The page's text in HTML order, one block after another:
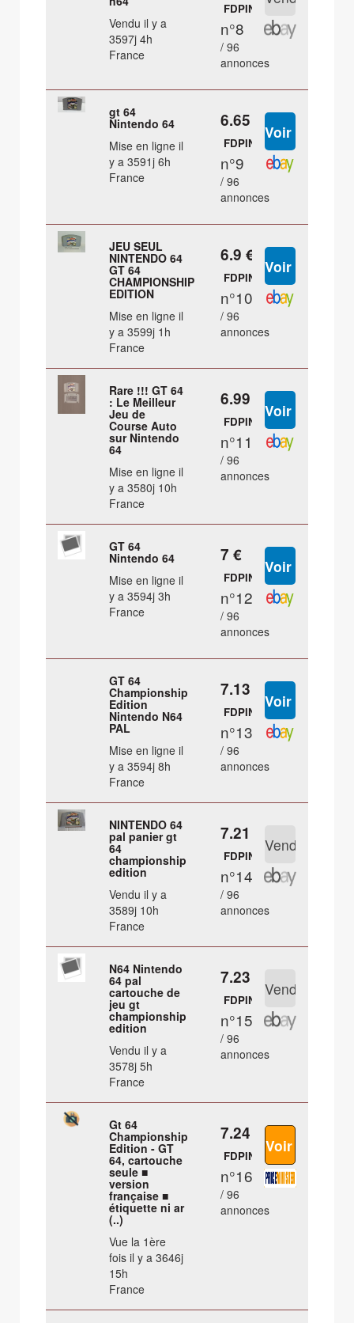
Vendu il y a
3597j 4h
France
FDPIN
n°8
/ 96
annonces
gt 64
Nintendo 64
Mise en ligne il
y a 3591j 6h
France
6.65 €
FDPIN
n°9
/ 96
annonces
JEU SEUL
NINTENDO 64
GT 64
CHAMPIONSHIP
EDITION
Mise en ligne il
y a 3599j 1h
France
6.9 €
FDPIN
n°10
/ 96
annonces
Rare !!! GT 64
: Le Meilleur
Jeu de
Course Auto
sur Nintendo
64
Mise en ligne il
y a 3580j 10h
France
6.99 €
FDPIN
n°11
/ 96
annonces
GT 64
Nintendo 64
Mise en ligne il
y a 3594j 3h
France
7 €
FDPIN
n°12
/ 96
annonces
GT 64
Championship
Edition
Nintendo N64
PAL
Mise en ligne il
y a 3594j 8h
France
7.13 €
FDPIN
n°13
/ 96
annonces
NINTENDO 64
pal panier gt
64
championship
edition
Vendu il y a
3589j 10h
France
7.21 €
FDPIN
n°14
/ 96
annonces
N64 Nintendo
64 pal
cartouche de
jeu gt
championship
edition
Vendu il y a
3578j 5h
France
7.23 €
FDPIN
n°15
/ 96
annonces
Gt 64
Championship
Edition - GT
64, cartouche
seule ■
version
française ■
étiquette ni ar
(..)
Vue la 1ère
fois il y a 3646j
15h
France
7.24 €
FDPIN
n°16
/ 96
annonces